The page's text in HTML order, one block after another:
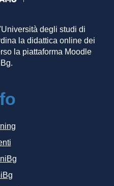
degli studi di
la didattica online dei
la piattaforma Moodle